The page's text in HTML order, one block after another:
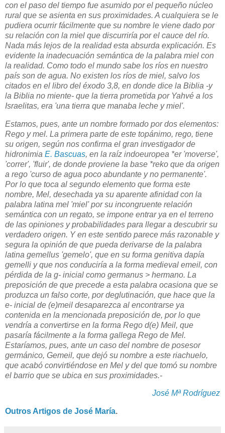
con el paso del tiempo fue asumido por el pequeño núcleo
rural que se asienta en sus proximidades. A cualquiera se le
pudiera ocurrir fácilmente que su nombre le viene dado por
su relación con la miel que discurriría por el cauce del río.
Nada más lejos de la realidad esta absurda explicación. Es
evidente la inadecuación semántica de la palabra miel con
la realidad. Como todo el mundo sabe los ríos en nuestro
país son de agua. No existen los ríos de miel, salvo los
citados en el libro del éxodo 3,8, en donde dice la Biblia -y
la Biblia no miente- que la tierra prometida por Yahvé a los
Israelitas, era 'una tierra que manaba leche y miel'.
Estamos, pues, ante un nombre formado por dos elementos:
Rego y mel. La primera parte de este topánimo, rego, tiene
su origen, según nos confirma el gran investigador de
hidronimia E. Bascuas, en la raíz indoeuropea *er 'moverse',
'correr', 'fluir', de donde proviene la base *reko que da origen
a rego 'curso de agua poco abundante y no permanente'.
Por lo que toca al segundo elemento que forma este
nombre, Mel, desechada ya su aparente afinidad con la
palabra latina mel 'miel' por su incongruente relación
semántica con un regato, se impone entrar ya en el terreno
de las opiniones y probabilidades para llegar a descubrir su
verdadero origen. Y en este sentido parece más razonable y
segura la opinión de que pueda derivarse de la palabra
latina gemellus 'gemelo', que en su forma genitiva dapía
gemelli y que nos conduciría a la forma medieval emeil, con
pérdida de la g- inicial como germanus > hermano. La
preposición de que precede a esta palabra ocasiona que se
produzca un falso corte, por deglutinación, que hace que la
e- inicial de (e)meil desaparezca al encontrarse ya
contenida en la mencionada preposición de, por lo que
vendría a convertirse en la forma Rego d(e) Meil, que
pasaría fácilmente a la forma gallega Rego de Mel.
Estaríamos, pues, ante un caso del nombre de posesor
germánico, Gemeil, que dejó su nombre a este riachuelo,
que acabó convirtiéndose en Mel y del que tomó su nombre
el barrio que se ubica en sus proximidades.-
José Mª Rodríguez
Outros Artigos de José María.